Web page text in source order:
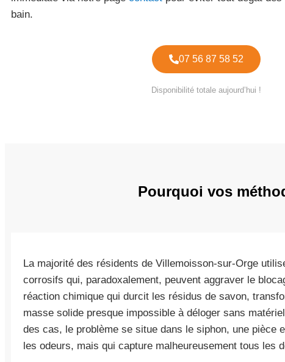
bain.
07 56 87 58 52
Disponibilité totale aujourd’hui !
Pourquoi vos
La majorité des résidents de Villemoisson-sur-Orge
corrosifs qui, paradoxalement, peuvent aggraver le
réaction chimique qui durcit les résidus de savon,
masse solide presque impossible à déloger sans
des cas, le problème se situe dans le siphon, une pièce
les odeurs, mais qui capture malheureusement tous les